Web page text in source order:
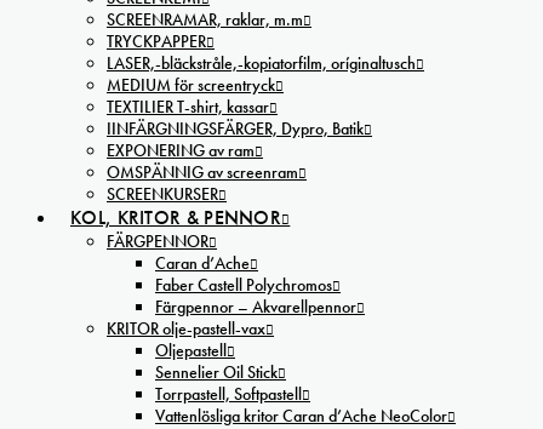
SCREENRAMAR, raklar, m.m
TRYCKPAPPER
LASER,-bläckstråle,-kopiatorfilm, oríginaltusch
MEDIUM för screentryck
TEXTILIER T-shirt, kassar
IINFÄRGNINGSFÄRGER, Dypro, Batik
EXPONERING av ram
OMSPÄNNIG av screenram
SCREENKURSER
KOL, KRITOR & PENNOR
FÄRGPENNOR
Caran d’Ache
Faber Castell Polychromos
Färgpennor – Akvarellpennor
KRITOR olje-pastell-vax
Oljepastell
Sennelier Oil Stick
Torrpastell, Softpastell
Vattenlösliga kritor Caran d’Ache NeoColor